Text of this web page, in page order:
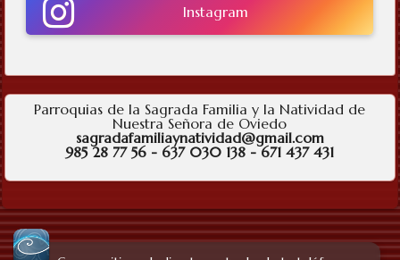
Instagram
Parroquias de la Sagrada Familia y la Natividad de
Nuestra Señora de Oviedo
sagradafamiliaynatividad@gmail.com
985 28 77 56 - 637 030 138 - 671 437 431